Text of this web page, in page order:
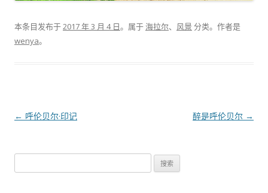
本条目发布于2017 年 3 月 4 日。属于 海拉尔、 风景分类。 作者是
wenya。
文章导航
← 呼伦贝尔·印记 醉是呼伦贝尔 →